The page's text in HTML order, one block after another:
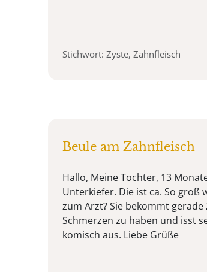
Stichwort: Zyste, Zahnfleisch
Beule am Zahnfleisch
Hallo, Meine Tochter, 13
Unterkiefer. Die ist ca. So groß
zum Arzt? Sie bekommt
Schmerzen zu haben und isst
komisch aus. Liebe Grüße